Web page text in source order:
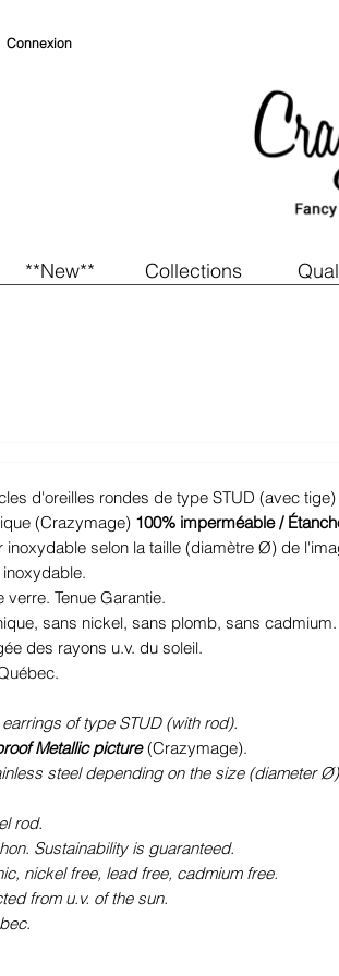
**New** Collections
Connexion
d'oreilles rondes de type STUD (avec tige)
(Crazymage) 100% imperméable /
inoxydable selon la taille (diamètre Ø) de
verre. Tenue Garantie.
sans nickel, sans plomb, sans cadmium.
des rayons u.v. du soleil.
of type STUD (with rod).
Metallic picture(Crazymage).
steel depending on the size (diameter
rod.
Sustainability is guaranteed.
nickel free, lead free, cadmium free.
from u.v. of the sun.